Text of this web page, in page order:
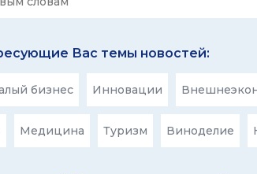
Вас темы новостей:
бизнес Инновации
Медицина Туризм Виноделие